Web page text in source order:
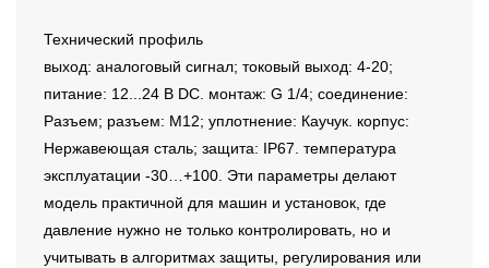
Технический профиль
выход: аналоговый сигнал; токовый выход: 4-20;
питание: 12...24 В DC. монтаж: G 1/4; соединение:
Разъем; разъем: M12; уплотнение: Каучук. корпус:
Нержавеющая сталь; защита: IP67. температура
эксплуатации -30…+100. Эти параметры делают
модель практичной для машин и установок, где
давление нужно не только контролировать, но и
учитывать в алгоритмах защиты, регулирования или